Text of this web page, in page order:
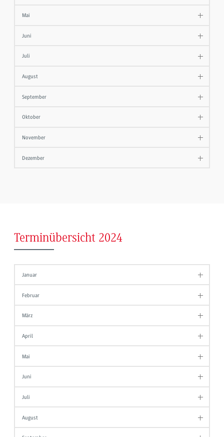
Mai
Juni
Juli
August
September
Oktober
November
Dezember
Terminübersicht 2024
Januar
Februar
März
April
Mai
Juni
Juli
August